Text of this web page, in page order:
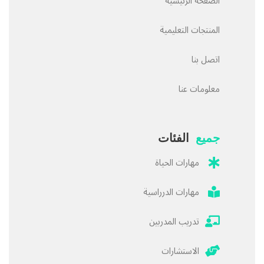
المنتجات التعليمية
اتصل بنا
معلومات عنا
جميع الفئات
مهارات الحياة
مهارات الدرراسية
تدريب المدربين
الاستشارات